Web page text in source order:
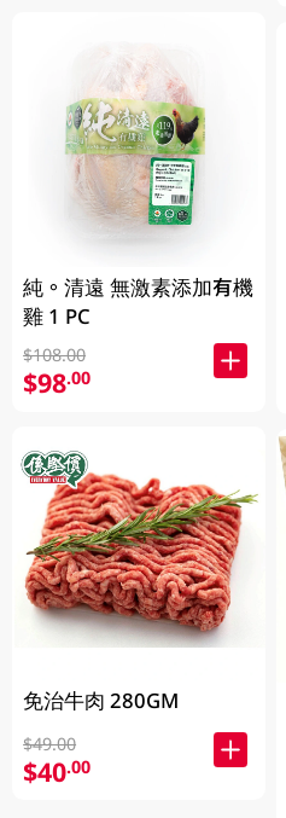
純。清遠 無激素添加有機
雞 1 PC
$108.00
$98.00
免治牛肉 280GM
$49.00
$40.00